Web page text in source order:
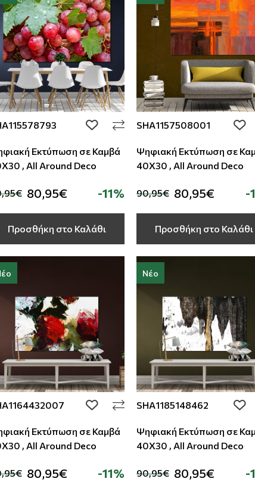
add to wishlist
Εκτύπωση σε Καμβά
, All Around Deco
80,95€ -11%
Προσθήκη στο Καλάθι
SHA1157508001
Ψηφιακή Εκτύπωση σε
40Χ30 , All Around Deco
90,95€ 80,95€ -
Προσθήκη στο Καλάθι
add to wishlist
Εκτύπωση σε Καμβά
, All Around Deco
80,95€ -11%
Νέο
SHA1185148462
Ψηφιακή Εκτύπωση σε
40Χ30 , All Around Deco
90,95€ 80,95€ -